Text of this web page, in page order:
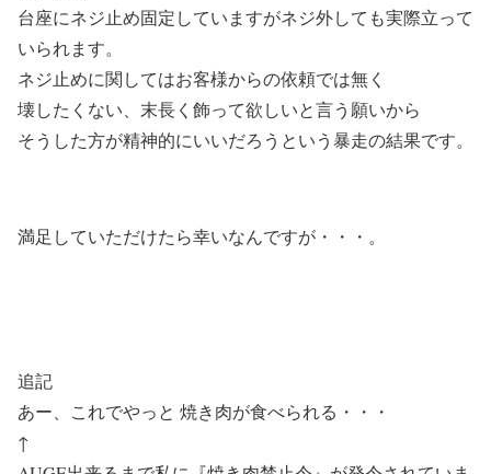
台座にネジ止め固定していますがネジ外しても実際立って
いられます。
ネジ止めに関してはお客様からの依頼では無く
壊したくない、末長く飾って欲しいと言う願いから
そうした方が精神的にいいだろうという暴走の結果です。
満足していただけたら幸いなんですが・・・。
追記
あー、これでやっと 焼き肉が食べられる・・・
↑